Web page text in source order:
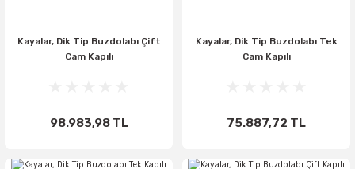
Kayalar, Dik Tip Buzdolabı Çift
Cam Kapılı
98.983,98 TL
Kayalar, Dik Tip Buzdolabı Tek
Cam Kapılı
75.887,72 TL